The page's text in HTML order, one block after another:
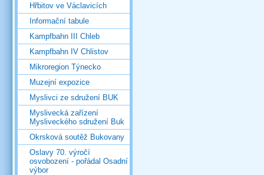
Hřbitov ve Václavicích
Informační tabule
Kampfbahn III Chleb
Kampfbahn IV Chlistov
Mikroregion Týnecko
Muzejní expozice
Myslivci ze sdružení BUK
Myslivecká zařízení
Mysliveckého sdružení Buk
Okrsková soutěž Bukovany
Oslavy 70. výročí
osvobození - pořádal Osadní
výbor